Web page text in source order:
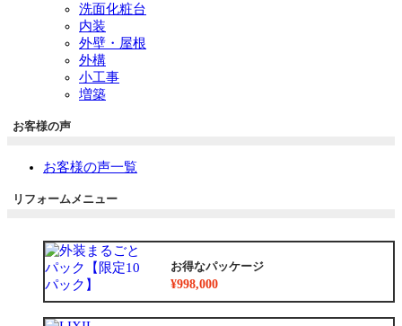
洗面化粧台
内装
外壁・屋根
外構
小工事
増築
お客様の声
お客様の声一覧
リフォームメニュー
お得なパッケージ
¥998,000